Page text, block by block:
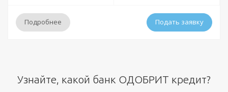
Подробнее Подать заявку
Решение:
от 30 минут до 1 дня
Узнайте, какой банк ОДОБРИТ кредит?